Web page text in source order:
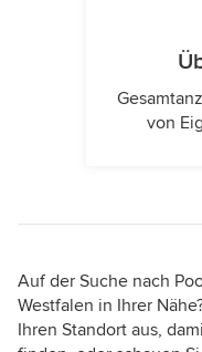
von
Auf der Suche nach
Westfalen in Ihrer
Ihren Standort aus,